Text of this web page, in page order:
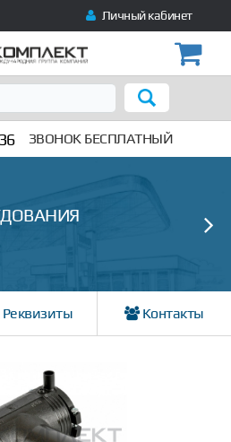
Личный кабинет
ЗВОНОК БЕСПЛАТНЫЙ
Реквизиты Контакты